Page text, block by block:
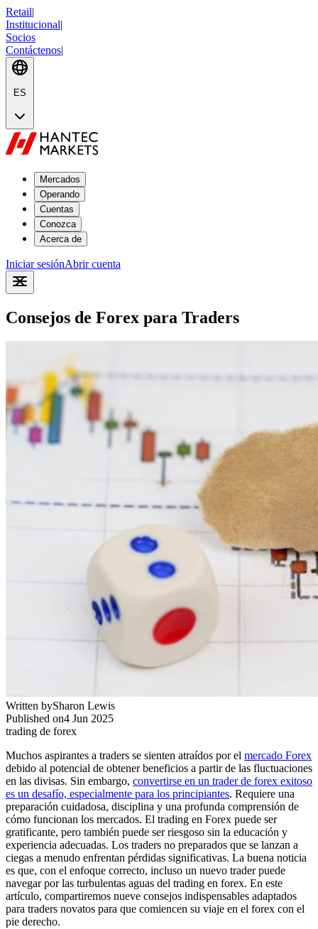
Retail|
Institucional|
Socios
Contáctenos|
ES
Mercados
Operando
Cuentas
Conozca
Acerca de
Iniciar sesiónAbrir cuenta
Consejos de Forex para Traders
Written bySharon Lewis
Published on4 Jun 2025
trading de forex
Muchos aspirantes a traders se sienten atraídos por el mercado Forex
debido al potencial de obtener beneficios a partir de las fluctuaciones
en las divisas. Sin embargo, convertirse en un trader de forex exitoso
es un desafío, especialmente para los principiantes. Requiere una
preparación cuidadosa, disciplina y una profunda comprensión de
cómo funcionan los mercados. El trading en Forex puede ser
gratificante, pero también puede ser riesgoso sin la educación y
experiencia adecuadas. Los traders no preparados que se lanzan a
ciegas a menudo enfrentan pérdidas significativas. La buena noticia
es que, con el enfoque correcto, incluso un nuevo trader puede
navegar por las turbulentas aguas del trading en forex. En este
artículo, compartiremos nueve consejos indispensables adaptados
para traders novatos para que comiencen su viaje en el forex con el
pie derecho.